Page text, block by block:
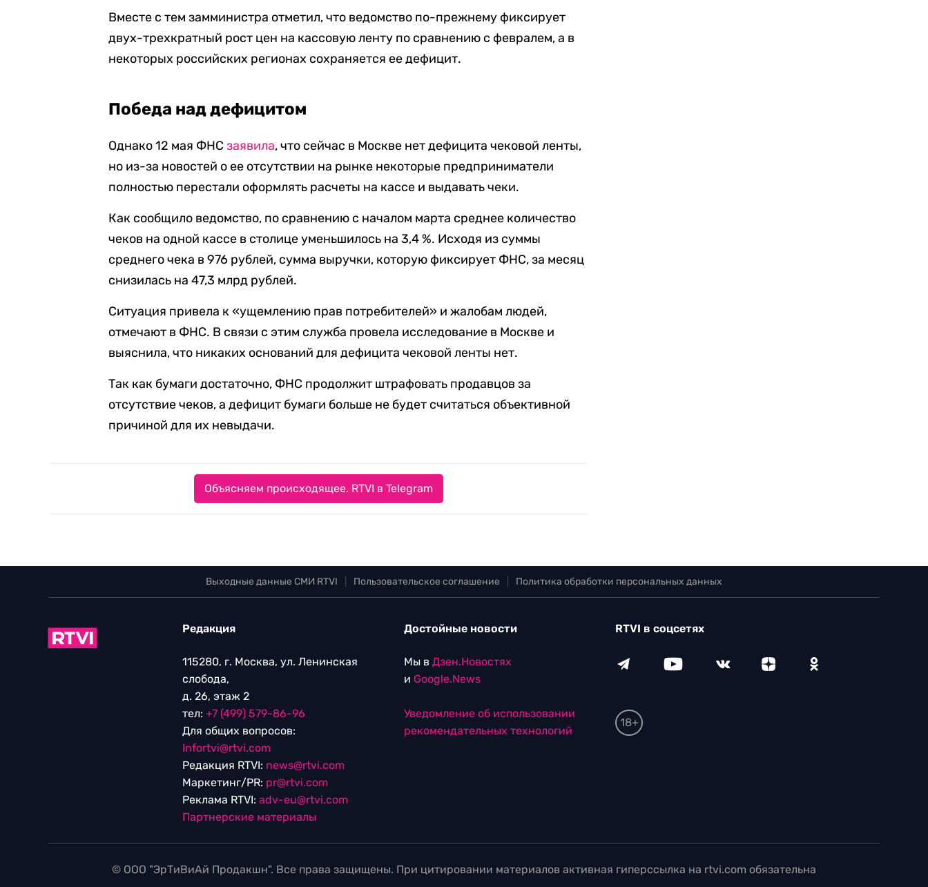
Вместе с тем замминистра отметил, что ведомство по-прежнему фиксирует
двух-трехкратный рост цен на кассовую ленту по сравнению с февралем, а в
некоторых российских регионах сохраняется ее дефицит.
Победа над дефицитом
Однако 12 мая ФНСзаявила, что сейчас в Москве нет дефицита чековой ленты,
но из-за новостей о ее отсутствии на рынке некоторые предприниматели
полностью перестали оформлять расчеты на кассе и выдавать чеки.
Как сообщило ведомство, по сравнению с началом марта среднее количество
чеков на одной кассе в столице уменьшилось на 3,4 %. Исходя из суммы
среднего чека в 976 рублей, сумма выручки, которую фиксирует ФНС, за месяц
снизилась на 47,3 млрд рублей.
Ситуация привела к «ущемлению прав потребителей» и жалобам людей,
отмечают в ФНС. В связи с этим служба провела исследование в Москве и
выяснила, что никаких оснований для дефицита чековой ленты нет.
Так как бумаги достаточно, ФНС продолжит штрафовать продавцов за
отсутствие чеков, а дефицит бумаги больше не будет считаться объективной
причиной для их невыдачи.
Объясняем происходящее. RTVI в Telegram
Выходные данные СМИ RTVI Пользовательское соглашение Политика обработки персональных данных
Редакция
115280, г. Москва, ул. Ленинская
слобода,
д. 26, этаж 2
тел: +7 (499) 579-86-96
Для общих вопросов:
Infortvi@rtvi.com
Редакция RTVI: news@rtvi.com
Маркетинг/PR: pr@rtvi.com
Реклама RTVI: adv-eu@rtvi.com
Партнерские материалы
Достойные новости
Мы в Дзен.Новостях
и Google.News
Уведомление об использовании
рекомендательных технологий
RTVI в соцсетях
18+
© ООО "ЭрТиВиАй Продакшн". Все права защищены. При цитировании материалов активная гиперссылка на rtvi.com обязательна